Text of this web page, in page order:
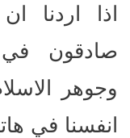
اذا اردنا
صادقون في
وجوهر
انفسنا في